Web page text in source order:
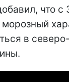
что с
в